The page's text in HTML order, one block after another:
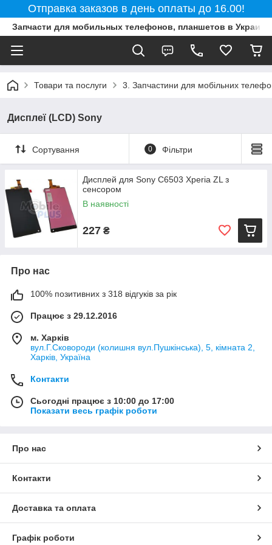
Отправка заказов в день оплаты до 16.00!
Запчасти для мобильных телефонов, планшетов в
Товари та послуги 3. Запчастини для мобільних
Дисплеї (LCD) Sony
Сортування 0 Фільтри
Дисплей для Sony C6503 Xperia ZL з
сенсором
В наявності
227 ₴
Про нас
100% позитивних з 318 відгуків за рік
Працює з 29.12.2016
м. Харків
вул.Г.Сковороди (колишня вул.Пушкінська), 5, кімната 2,
Харків, Україна
Контакти
Сьогодні працює з 10:00 до 17:00
Показати весь графік роботи
Про нас
Контакти
Доставка та оплата
Графік роботи